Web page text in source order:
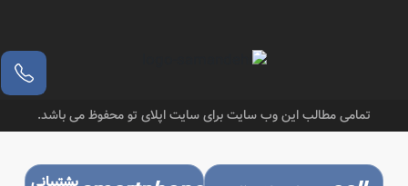
تمامی مطالب این وب سایت برای سایت اپلای تو محفوظ می باشد.